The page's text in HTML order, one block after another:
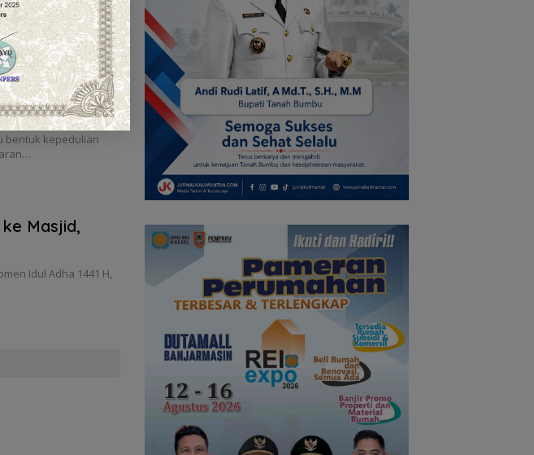
Mesjid dan
bentuk kepedulian
Masjid,
Idul Adha 1441 H,